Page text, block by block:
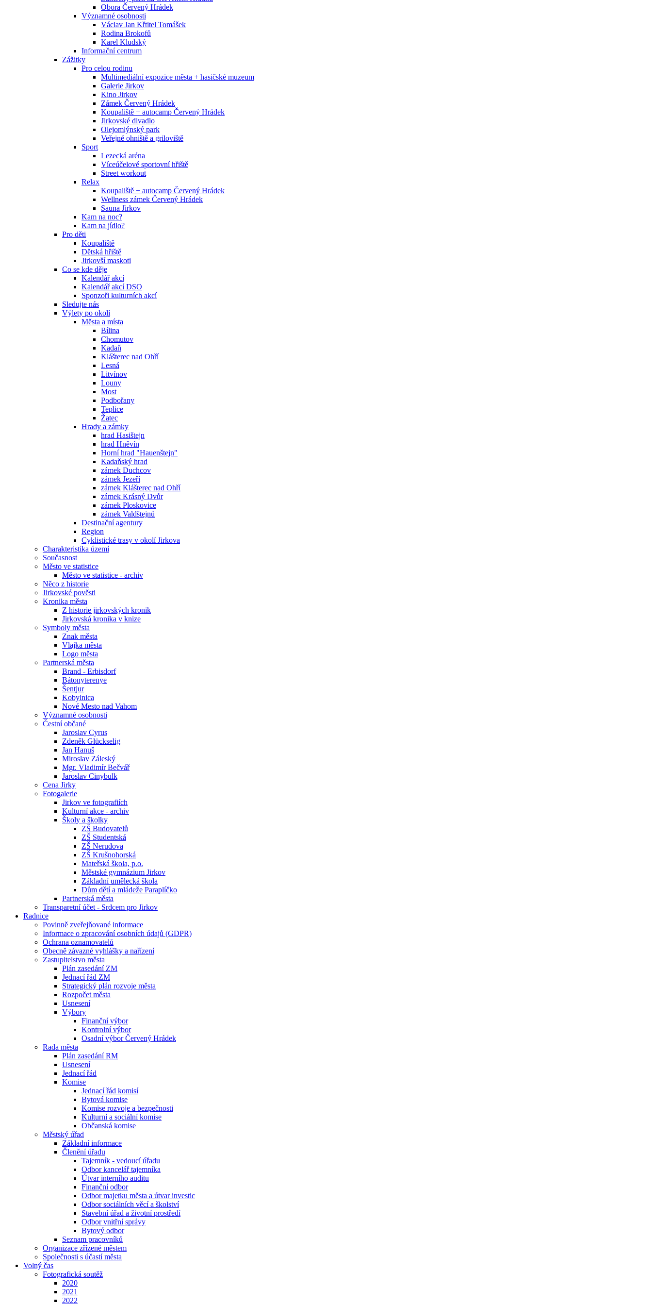
Obora Červený Hrádek
Významné osobnosti
Václav Jan Křtitel Tomášek
Rodina Brokofů
Karel Kludský
Informační centrum
Zážitky
Pro celou rodinu
Multimediální expozice města + hasičské muzeum
Galerie Jirkov
Kino Jirkov
Zámek Červený Hrádek
Koupaliště + autocamp Červený Hrádek
Jirkovské divadlo
Olejomlýnský park
Veřejné ohniště a griloviště
Sport
Lezecká aréna
Víceúčelové sportovní hřiště
Street workout
Relax
Koupaliště + autocamp Červený Hrádek
Wellness zámek Červený Hrádek
Sauna Jirkov
Kam na noc?
Kam na jídlo?
Pro děti
Koupaliště
Dětská hřiště
Jirkovší maskoti
Co se kde děje
Kalendář akcí
Kalendář akcí DSO
Sponzoři kulturních akcí
Sledujte nás
Výlety po okolí
Města a místa
Bílina
Chomutov
Kadaň
Klášterec nad Ohří
Lesná
Litvínov
Louny
Most
Podbořany
Teplice
Žatec
Hrady a zámky
hrad Hasištejn
hrad Hněvín
Horní hrad "Hauenštejn"
Kadaňský hrad
zámek Duchcov
zámek Jezeří
zámek Klášterec nad Ohří
zámek Krásný Dvůr
zámek Ploskovice
zámek Valdštejnů
Destinační agentury
Region
Cyklistické trasy v okolí Jirkova
Charakteristika území
Současnost
Město ve statistice
Město ve statistice - archiv
Něco z historie
Jirkovské pověsti
Kronika města
Z historie jirkovských kronik
Jirkovská kronika v knize
Symboly města
Znak města
Vlajka města
Logo města
Partnerská města
Brand - Erbisdorf
Bátonyterenye
Šentjur
Kobylnica
Nové Mesto nad Vahom
Významné osobnosti
Čestní občané
Jaroslav Cyrus
Zdeněk Glückselig
Jan Hanuš
Miroslav Záleský
Mgr. Vladimír Bečvář
Jaroslav Cinybulk
Cena Jirky
Fotogalerie
Jirkov ve fotografiích
Kulturní akce - archiv
Školy a školky
ZŠ Budovatelů
ZŠ Studentská
ZŠ Nerudova
ZŠ Krušnohorská
Mateřská škola, p.o.
Městské gymnázium Jirkov
Základní umělecká škola
Dům dětí a mládeže Paraplíčko
Partnerská města
Transparetní účet - Srdcem pro Jirkov
Radnice
Povinně zveřejňované informace
Informace o zpracování osobních údajů (GDPR)
Ochrana oznamovatelů
Obecně závazné vyhlášky a nařízení
Zastupitelstvo města
Plán zasedání ZM
Jednací řád ZM
Strategický plán rozvoje města
Rozpočet města
Usnesení
Výbory
Finanční výbor
Kontrolní výbor
Osadní výbor Červený Hrádek
Rada města
Plán zasedání RM
Usnesení
Jednací řád
Komise
Jednací řád komisí
Bytová komise
Komise rozvoje a bezpečnosti
Kulturní a sociální komise
Občanská komise
Městský úřad
Základní informace
Členění úřadu
Tajemník - vedoucí úřadu
Odbor kancelář tajemníka
Útvar interního auditu
Finanční odbor
Odbor majetku města a útvar investic
Odbor sociálních věcí a školství
Stavební úřad a životní prostředí
Odbor vnitřní správy
Bytový odbor
Seznam pracovníků
Organizace zřízené městem
Společnosti s účastí města
Volný čas
Fotografická soutěž
2020
2021
2022